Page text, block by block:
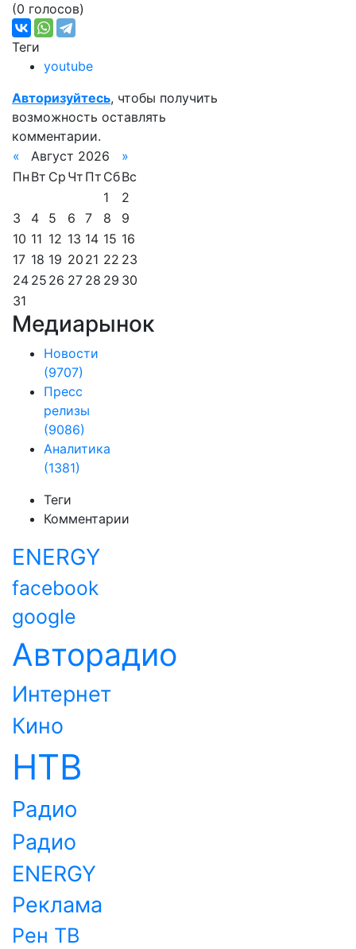
(0 голосов)
Теги
youtube
Авторизуйтесь, чтобы получить
возможность оставлять
комментарии.
«
Август 2026
»
Пн Вт Ср Чт Пт СбВс
1
2
3
4 5 6 7 8
9
10 11 12 13 14 15 16
17 18 19 20 21 22 23
24 25 26 27 28 29 30
31
Медиарынок
Новости
(9707)
Пресс
релизы
(9086)
Аналитика
(1381)
Теги
Комментарии
ENERGY
facebook
google
Авторадио
Интернет
Кино
НТВ
Радио
Радио
ENERGY
Реклама
Рен ТВ